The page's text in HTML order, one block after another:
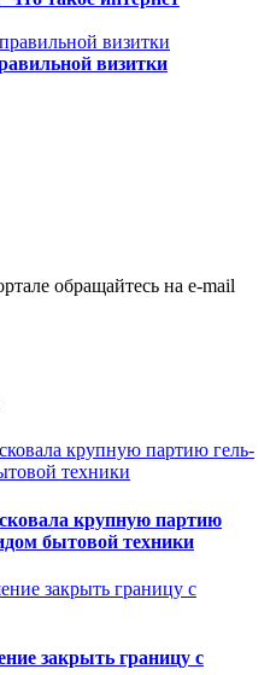
визитки
обращайтесь на e-mail
крупную партию
бытовой техники
закрыть границу с